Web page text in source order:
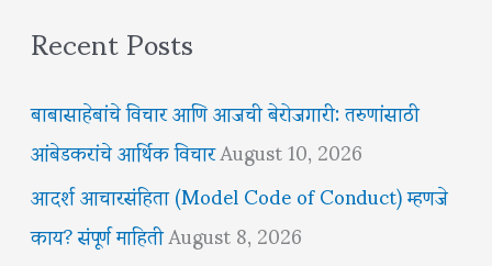
Recent Posts
बाबासाहेबांचे विचार आणि आजची बेरोजगारी: तरुणांसाठी
आंबेडकरांचे आर्थिक विचारAugust 10, 2026
आदर्श आचारसंहिता (Model Code of Conduct) म्हणजे
काय? संपूर्ण माहितीAugust 8, 2026